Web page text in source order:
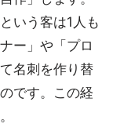
いう客は1人も
ー」や「プロ
名刺を作り替
です。この経